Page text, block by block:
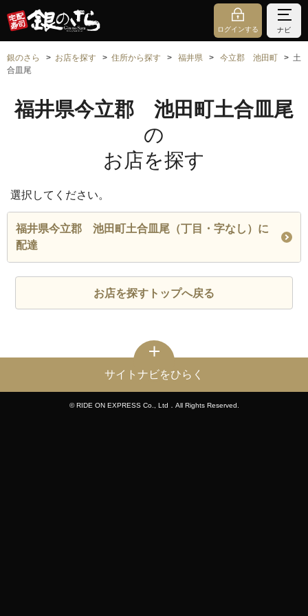
ログインする ナビ
銀のさら お店を探す 住所から探す 福井県 今立郡 池田町
土
合皿尾
福井県今立郡 池田町土合皿尾
の
お店を探す
選択してください。
福井県今立郡 池田町土合皿尾（丁目・字なし）に
配達
お店を探すトップへ戻る
サイトナビをひらく
© RIDE ON EXPRESS Co., Ltd．All Rights Reserved.